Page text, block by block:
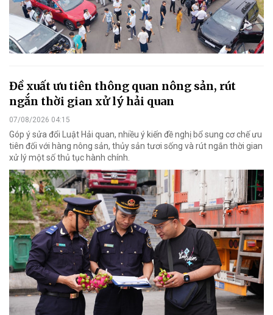
Đề xuất ưu tiên thông quan nông sản, rút
ngắn thời gian xử lý hải quan
07/08/2026 04:15
Góp ý sửa đổi Luật Hải quan, nhiều ý kiến đề nghị bổ sung cơ chế ưu
tiên đối với hàng nông sản, thủy sản tươi sống và rút ngắn thời gian
xử lý một số thủ tục hành chính.